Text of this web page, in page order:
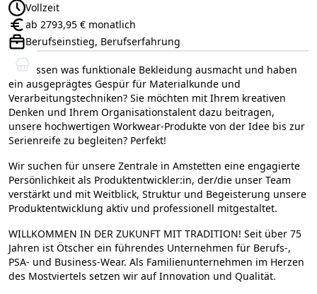
Anstellungsart:
Vollzeit
Gehalt:ab 2793,95 € monatlich
Positionsebene:
Berufseinstieg, Berufserfahrung
Sie wissen was funktionale Bekleidung ausmacht und haben
ein ausgeprägtes Gespür für Materialkunde und
Verarbeitungstechniken? Sie möchten mit Ihrem kreativen
Denken und Ihrem Organisationstalent dazu beitragen,
unsere hochwertigen Workwear-Produkte von der Idee bis zur
Serienreife zu begleiten? Perfekt!
Wir suchen für unsere Zentrale in Amstetten eine engagierte
Persönlichkeit als Produktentwickler:in, der/die unser Team
verstärkt und mit Weitblick, Struktur und Begeisterung unsere
Produktentwicklung aktiv und professionell mitgestaltet.
WILLKOMMEN IN DER ZUKUNFT MIT TRADITION! Seit über 75
Jahren ist Ötscher ein führendes Unternehmen für Berufs-,
PSA- und Business-Wear. Als Familienunternehmen im Herzen
des Mostviertels setzen wir auf Innovation und Qualität.